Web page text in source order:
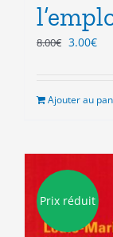
8.00€ Le
3.00€Le
Ajouter au
Prix réduit